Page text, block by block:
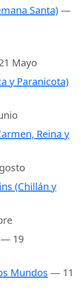
Santa)—
Mayo
y Paranicota)
Reina y
(Chillán y
— 19
Mundos — 11